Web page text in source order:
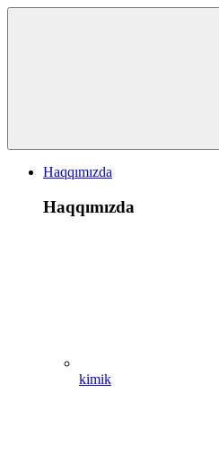
Haqqımızda
Haqqımızda
kimik